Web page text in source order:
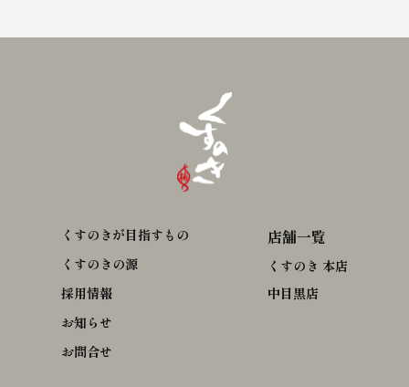
くすのきが目指すもの
くすのきの源
採用情報
お知らせ
お問合せ
店舗一覧
くすのき 本店
中目黒店